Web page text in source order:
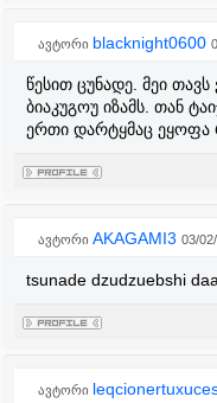
ავტორი blacknight0600
წესით ცუნადე. მეი
ბიაკუგოუ იზამს. თან
ერთი დარტყმაც
ავტორი AKAGAMI3 03/
tsunade dzudzuebshi
ავტორი